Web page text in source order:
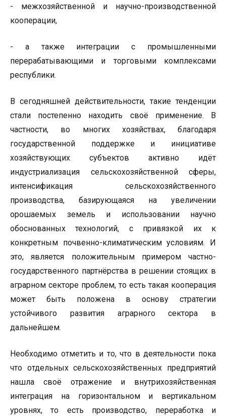
- межхозяйственной и научно-производственной
кооперации,
- а также интеграции с промышленными
перерабатывающими и торговыми комплексами
республики.
В сегодняшней действительности, такие тенденции
стали постепенно находить своё применение. В
частности, во многих хозяйствах, благодаря
государственной поддержке и инициативе
хозяйствующих субъектов активно идёт
индустриализация сельскохозяйственной сферы,
интенсификация сельскохозяйственного
производства, базирующаяся на увеличении
орошаемых земель и использовании научно
обоснованных технологий, с привязкой их к
конкретным почвенно-климатическим условиям. И
это, является положительным примером частно-
государственного партнёрства в решении стоящих в
аграрном секторе проблем, то есть такая кооперация
может быть положена в основу стратегии
устойчивого развития аграрного сектора в
дальнейшем.
Необходимо отметить и то, что в деятельности пока
что отдельных сельскохозяйственных предприятий
нашла своё отражение и внутрихозяйственная
интеграция на горизонтальном и вертикальном
уровнях, то есть производство, переработка и